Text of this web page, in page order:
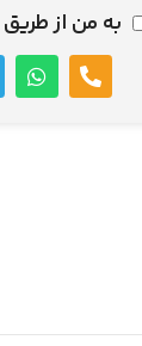
به من از